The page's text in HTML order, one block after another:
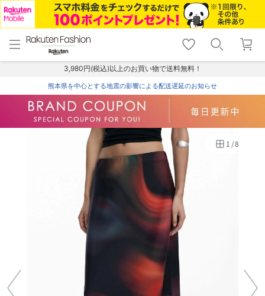
menu home
トップ
shopping_cart lock_outline
ログイン
3,980円(税込)以上のお買い物で送料無料！
熊本県を中心とする地震の影響による配送遅延のお知らせ
1 /8